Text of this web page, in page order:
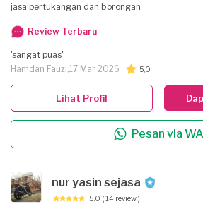
jasa pertukangan dan borongan
Review Terbaru
'sangat puas'
Hamdan Fauzi,17 Mar 2026 5,0
Pesan via WA
Lihat Profil
nur yasin sejasa
5.0 ( 14 review )